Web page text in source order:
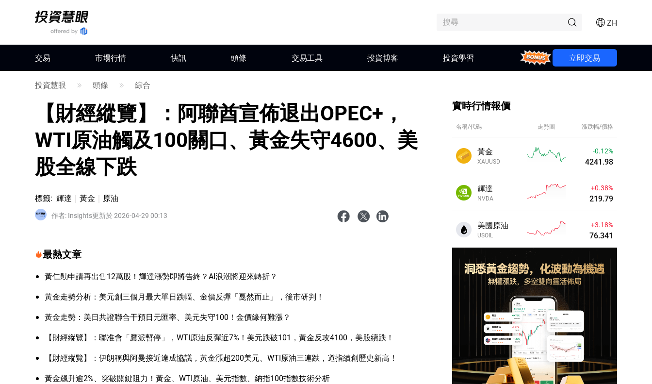
ZH
交易 市場行情 快訊 頭條 交易工具 投資博客 投資學習 Bonus 立即交易
投資慧眼 頭條 綜合
【財經縱覽】：阿聯酋宣佈退出OPEC+，
WTI原油觸及100關口、黃金失守4600、美
股全線下跌
標籤: 輝達 黃金 原油
作者: Insights更新於 2026-04-29 00:13
最熱文章
黃仁勛申請再出售12萬股！輝達漲勢即將告終？AI浪潮將迎來轉折？
黃金走勢分析：美元創三個月最大單日跌幅、金價反彈「戛然而止」，後市研判！
黃金走勢：美日共證聯合干預日元匯率、美元失守100！金價緣何難漲？
【財經縱覽】：聯准會「鷹派暫停」，WTI原油反彈近7%！美元跌破101，黃金反攻4100，美股續跌！
【財經縱覽】：伊朗稱與阿曼接近達成協議，黃金漲超200美元、WTI原油三連跌，道指續創歷史新高！
黃金飆升逾2%、突破關鍵阻力！黃金、WTI原油、美元指數、納指100指數技術分析
實時行情報價
名稱/代碼 走勢圖 漲跌幅/價格
黃金
XAUUSD
-0.12%
4241.98
輝達
NVDA
+0.35%
219.73
美國原油
USOIL
+3.17%
76.338